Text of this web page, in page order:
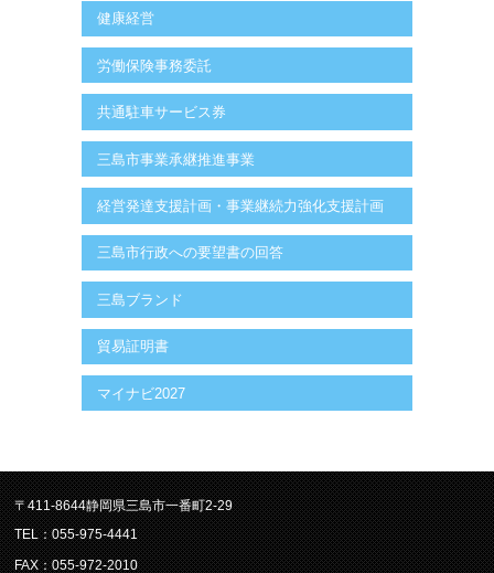
健康経営
労働保険事務委託
共通駐車サービス券
三島市事業承継推進事業
経営発達支援計画・事業継続力強化支援計画
三島市行政への要望書の回答
三島ブランド
貿易証明書
マイナビ2027
〒411-8644静岡県三島市一番町2-29
TEL：055-975-4441
FAX：055-972-2010